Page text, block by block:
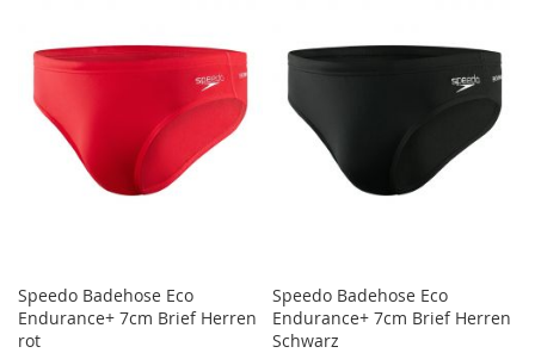
Speedo Badehose Eco
Endurance+ 7cm Brief Herren
rot
Speedo Badehose Eco
Endurance+ 7cm Brief Herren
Schwarz